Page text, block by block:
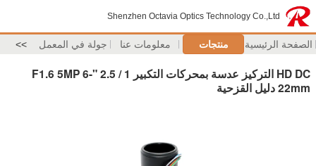
Shenzhen Octavia Optics Technology Co.,Ltd
الصفحة الرئيسية منتجات معلومات عنا جولة في المعمل >>
HD DC التركيز عدسة بمحركات التكبير 1 / 2.5 "F1.6 5MP 6-
22mm دليل القزحية